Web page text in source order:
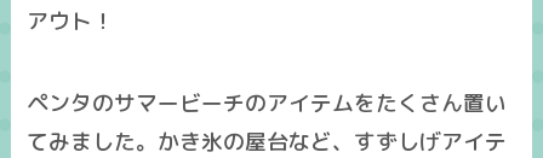
アウト！
ペンタのサマービーチのアイテムをたくさん置い
てみました。かき氷の屋台など、すずしげアイテ